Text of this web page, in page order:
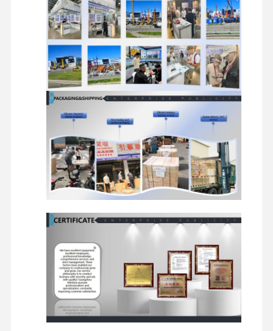
장
비
부
품
횡단거래용 기어, 축소용 기어, 회전
용 기어 링, 기어 세트
객
실
부
제어 레버, 제어 손잡이, 계기판, 디스
플레이 화면, 경보 시스템, 에어컨 시
스템, 좌석, 안전벨트, 페달
작
동
장
치
붐, 스틱, 버킷, 버킷 치아, 측면 치아,
컷어 블레이드, 강화판, 연결 막대기,
핀, 부싱